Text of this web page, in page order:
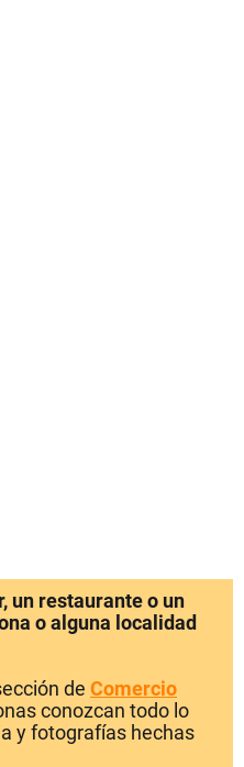
un restaurante o un
o alguna localidad
de Comercio
conozcan todo lo
y fotografías hechas